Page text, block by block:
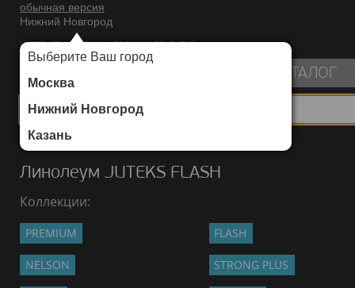
обычная версия
Нижний Новгород
Выберите Ваш город
Москва
Нижний Новгород
Казань
ИНТЕРНЕТ-МАГАЗИН НАПОЛЬНЫХ ПОКРЫТИЙ
КАТАЛОГ
Каталог
Линолеум JUTEKS FLASH
Коллекции:
PREMIUM FLASH
NELSON STRONG PLUS